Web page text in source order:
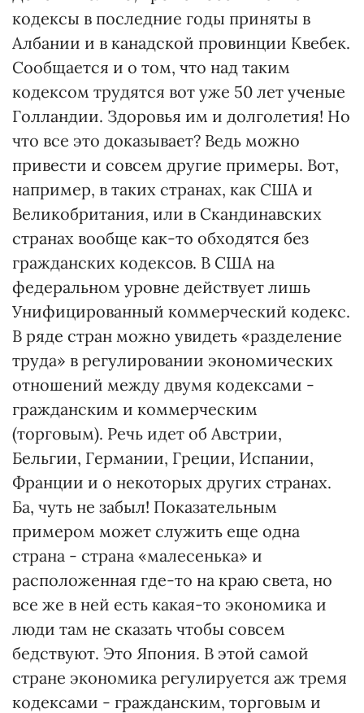
кодексы в последние годы приняты в
Албании и в канадской провинции Квебек.
Сообщается и о том, что над таким
кодексом трудятся вот уже 50 лет ученые
Голландии. Здоровья им и долголетия! Но
что все это доказывает? Ведь можно
привести и совсем другие примеры. Вот,
например, в таких странах, как США и
Великобритания, или в Скандинавских
странах вообще как-то обходятся без
гражданских кодексов. В США на
федеральном уровне действует лишь
Унифицированный коммерческий кодекс.
В ряде стран можно увидеть «разделение
труда» в регулировании экономических
отношений между двумя кодексами -
гражданским и коммерческим
(торговым). Речь идет об Австрии,
Бельгии, Германии, Греции, Испании,
Франции и о некоторых других странах.
Ба, чуть не забыл! Показательным
примером может служить еще одна
страна - страна «малесенька» и
расположенная где-то на краю света, но
все же в ней есть какая-то экономика и
люди там не сказать чтобы совсем
бедствуют. Это Япония. В этой самой
стране экономика регулируется аж тремя
кодексами - гражданским, торговым и